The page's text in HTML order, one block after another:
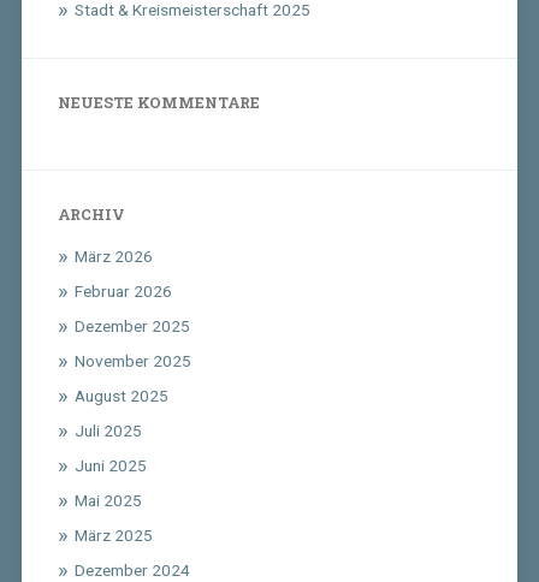
Stadt & Kreismeisterschaft 2025
NEUESTE KOMMENTARE
ARCHIV
März 2026
Februar 2026
Dezember 2025
November 2025
August 2025
Juli 2025
Juni 2025
Mai 2025
März 2025
Dezember 2024